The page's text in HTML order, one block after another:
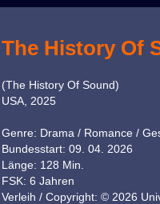
The History Of
(The History Of Sound)
USA, 2025
Genre: Drama / Romance /
Bundesstart: 09. 04. 2026
Länge: 128 Min.
FSK: 6 Jahren
Verleih / Copyright: © 2026